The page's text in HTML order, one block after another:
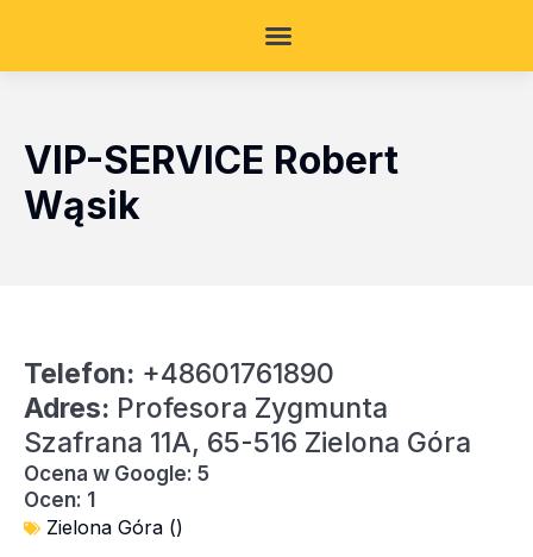
VIP-SERVICE Robert
Wąsik
Telefon: +48601761890
Adres: Profesora Zygmunta
Szafrana 11A, 65-516 Zielona Góra
Ocena w Google: 5
Ocen: 1
Zielona Góra ()